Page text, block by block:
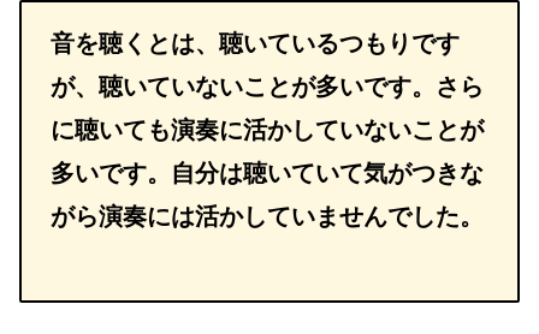
音を聴くとは、聴いているつもりです
が、聴いていないことが多いです。さら
に聴いても演奏に活かしていないことが
多いです。自分は聴いていて気がつきな
がら演奏には活かしていませんでした。